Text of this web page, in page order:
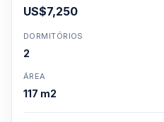
US$7,250
DORMITÓRIOS
2
ÁREA
117 m2